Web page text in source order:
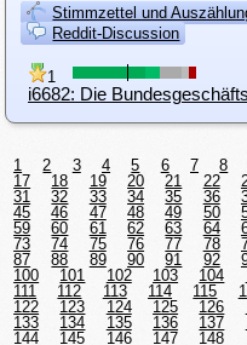
Stimmzettel und
Reddit-Discussion
1
1 2 3 4 5 6 7 8
17
18 19 20 21 22
31
32 33 34 35 36
45
46 47 48 49 50
59
60 61 62 63 64
73
74 75 76 77 78
87
88 89 90 91 92
100
101 102 103 104
111
112 113 114 115
122
123 124 125 126
133
134 135 136 137
144
145 146 147 148